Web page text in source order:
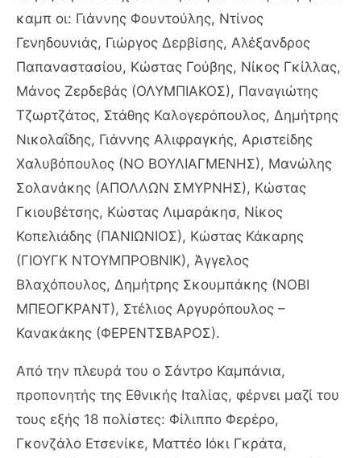
καμπ οι: Γιάννης Φουντούλης, Ντίνος
Γενηδουνιάς, Γιώργος Δερβίσης, Αλέξανδρος
Παπαναστασίου, Κώστας Γούβης, Νίκος Γκίλλας,
Μάνος Ζερδεβάς (ΟΛΥΜΠΙΑΚΟΣ), Παναγιώτης
Τζωρτζάτος, Στάθης Καλογερόπουλος, Δημήτρης
Νικολαΐδης, Γιάννης Αλιφραγκής, Αριστείδης
Χαλυβόπουλος (ΝΟ ΒΟΥΛΙΑΓΜΕΝΗΣ), Μανώλης
Σολανάκης (ΑΠΟΛΛΩΝ ΣΜΥΡΝΗΣ), Κώστας
Γκιουβέτσης, Κώστας Λιμαράκησ, Νίκος
Κοπελιάδης (ΠΑΝΙΩΝΙΟΣ), Κώστας Κάκαρης
(ΓΙΟΥΓΚ ΝΤΟΥΜΠΡΟΒΝΙΚ), Άγγελος
Βλαχόπουλος, Δημήτρης Σκουμπάκης (ΝΟΒΙ
ΜΠΕΟΓΚΡΑΝΤ), Στέλιος Αργυρόπουλος –
Κανακάκης (ΦΕΡΕΝΤΣΒΑΡΟΣ).
Από την πλευρά του ο Σάντρο Καμπάνια,
προπονητής της Εθνικής Ιταλίας, φέρνει μαζί του
τους εξής 18 πολίστες: Φίλιππο Φερέρο,
Γκονζάλο Ετσενίκε, Ματτέο Ιόκι Γκράτα,